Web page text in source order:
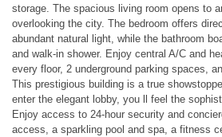
storage. The spacious living room opens to
overlooking the city. The bedroom offers
abundant natural light, while the bathroom
and walk-in shower. Enjoy central A/C and
every floor, 2 underground parking spaces,
This prestigious building is a true
enter the elegant lobby, you ll feel the
Enjoy access to 24-hour security and
access, a sparkling pool and spa, a fitness